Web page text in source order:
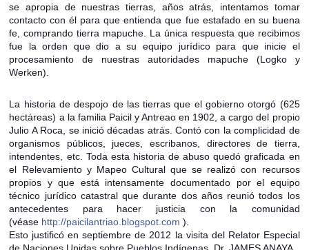
se apropia de nuestras tierras, años atrás, intentamos tomar
contacto con él para que entienda que fue estafado en su buena
fe, comprando tierra mapuche. La única respuesta que recibimos
fue la orden que dio a su equipo jurídico para que inicie el
procesamiento de nuestras autoridades mapuche (Logko y
Werken).
La historia de despojo de las tierras que el gobierno otorgó (625
hectáreas) a la familia Paicil y Antreao en 1902, a cargo del propio
Julio A Roca, se inició décadas atrás. Contó con la complicidad de
organismos públicos, jueces, escribanos, directores de tierra,
intendentes, etc. Toda esta historia de abuso quedó graficada en
el Relevamiento y Mapeo Cultural que se realizó con recursos
propios y que está intensamente documentado por el equipo
técnico jurídico catastral que durante dos años reunió todos los
antecedentes para hacer justicia con la comunidad
(véase http://paicilantriao.blogspot.com ).
Esto justificó en septiembre de 2012 la visita del Relator Especial